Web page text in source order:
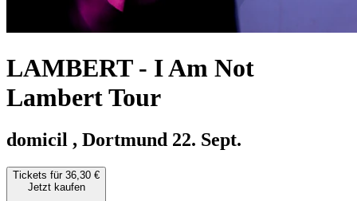
LAMBERT - I Am Not
Lambert Tour
domicil , Dortmund 22. Sept.
Tickets für 36,30 €
Jetzt kaufen